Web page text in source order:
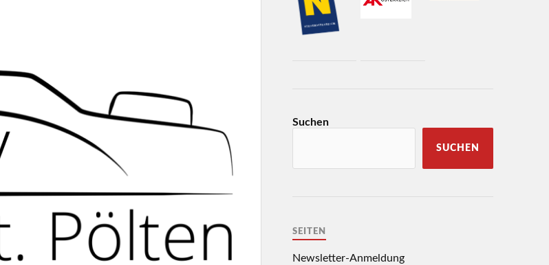
Suchen
SUCHEN
SEITEN
Newsletter-Anmeldung